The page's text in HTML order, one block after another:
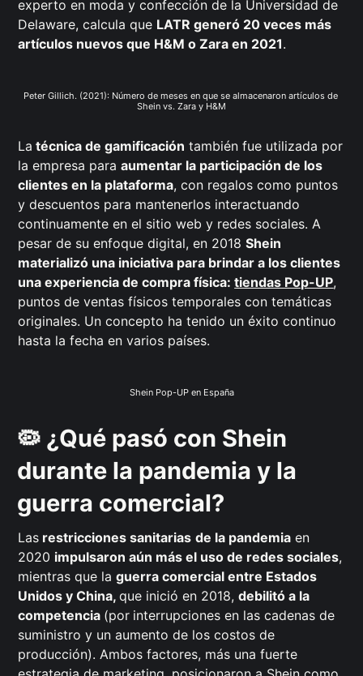
experto en moda y confección de la Universidad de
Delaware, calcula que LATR generó 20 veces más
artículos nuevos que H&M o Zara en 2021.
Peter Gillich. (2021): Número de meses en que se almacenaron artículos de
Shein vs. Zara y H&M
La técnica de gamificación también fue utilizada por
la empresa paraaumentar la participación de los
clientes en la plataforma, con regalos como puntos
y descuentos para mantenerlos interactuando
continuamente en el sitio web y redes sociales. A
pesar de su enfoque digital, en 2018Shein
materializó una iniciativa para brindar a los clientes
una experiencia de compra física:tiendas Pop-UP,
puntos de ventas físicos temporales con temáticas
originales. Un concepto ha tenido un éxito continuo
hasta la fecha en varios países.
Shein Pop-UP en España
🦠 ¿Qué pasó con Shein
durante la pandemia y la
guerra comercial?
Las restricciones sanitarias de la pandemia en
2020 impulsaron aún más el uso de redes sociales,
mientras que laguerra comercial entre Estados
Unidos y China,que inició en 2018,debilitó a la
competencia (por interrupciones en las cadenas de
suministro y un aumento de los costos de
producción). Ambos factores, más una fuerte